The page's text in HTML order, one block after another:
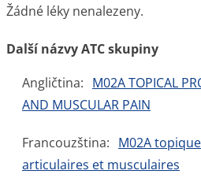
Žádné léky nenalezeny.
Další názvy ATC skupiny
Angličtina: M02A TOPICAL
AND MUSCULAR PAIN
Francouzština: M02A
articulaires et musculaires